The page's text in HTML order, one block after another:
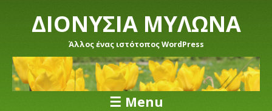
ΔΙΟΝΥΣΙΑ ΜΥΛΩΝΑ
Άλλος ένας ιστότοπος WordPress
☰ Menu